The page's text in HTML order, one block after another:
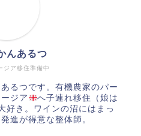
ジア移住準備中
んあるつ
るつです。有機農家のパー
ジア
へ子連れ移住（娘は
好き。ワインの沼にはまっ
進が得意な整体師。